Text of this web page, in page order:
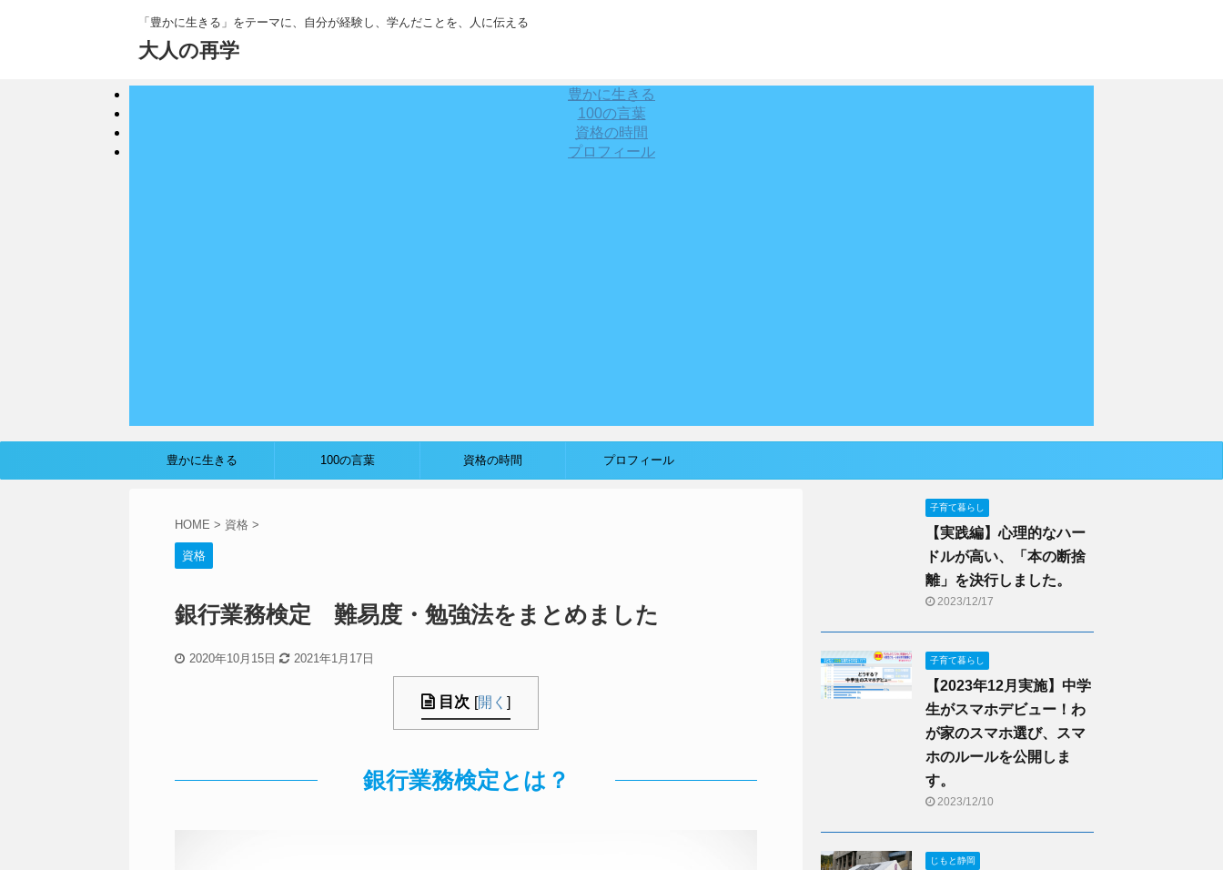
「豊かに生きる」をテーマに、自分が経験し、学んだことを、人に伝える
大人の再学
豊かに生きる
100の言葉
資格の時間
プロフィール
豊かに生きる 100の言葉 資格の時間 プロフィール
HOME > 資格 >
資格
銀行業務検定 難易度・勉強法をまとめました
2020年10月15日 2021年1月17日
目次 [開く ]
銀行業務検定とは？
子育て暮らし
【実践編】心理的なハー
ドルが高い、「本の断捨
離」を決行しました。
2023/12/17
子育て暮らし
【2023年12月実施】中学
生がスマホデビュー！わ
が家のスマホ選び、スマ
ホのルールを公開しま
す。
2023/12/10
じもと静岡